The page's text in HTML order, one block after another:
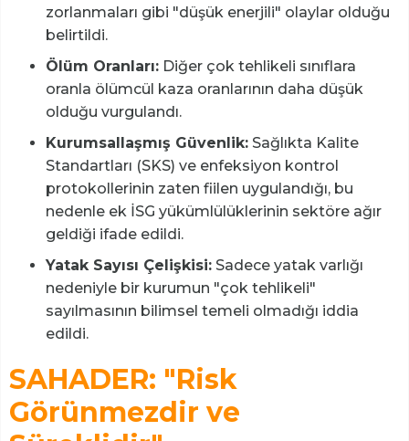
zorlanmaları gibi "düşük enerjili" olaylar olduğu
belirtildi.
Ölüm Oranları: Diğer çok tehlikeli sınıflara
oranla ölümcül kaza oranlarının daha düşük
olduğu vurgulandı.
Kurumsallaşmış Güvenlik: Sağlıkta Kalite
Standartları (SKS) ve enfeksiyon kontrol
protokollerinin zaten fiilen uygulandığı, bu
nedenle ek İSG yükümlülüklerinin sektöre ağır
geldiği ifade edildi.
Yatak Sayısı Çelişkisi: Sadece yatak varlığı
nedeniyle bir kurumun "çok tehlikeli"
sayılmasının bilimsel temeli olmadığı iddia
edildi.
SAHADER: "Risk
Görünmezdir ve